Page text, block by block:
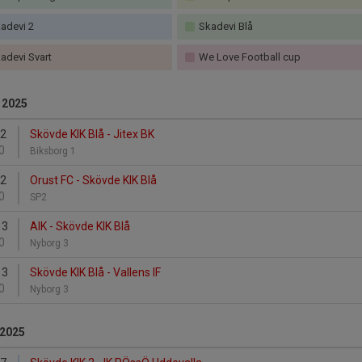
2 Skadevi Blå
Svart We Love Football cup
Skövde KIK Blå - Jitex BK
Biksborg 1
Orust FC - Skövde KIK Blå
SP2
AIK - Skövde KIK Blå
Nyborg 3
Skövde KIK Blå - Vallens IF
Nyborg 3